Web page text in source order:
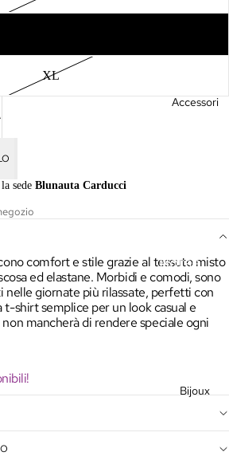
Giacche
Pantaloni
tutto
Accessori
Borse
Cappelli
Sciarpe
Bijoux
XL
sede Blunauta Carducci
comfort e stile grazie al tessuto misto
ed elastane. Morbidi e comodi, sono
nelle giornate più rilassate, perfetti con
t-shirt semplice per un look casual e
mancherà di rendere speciale ogni